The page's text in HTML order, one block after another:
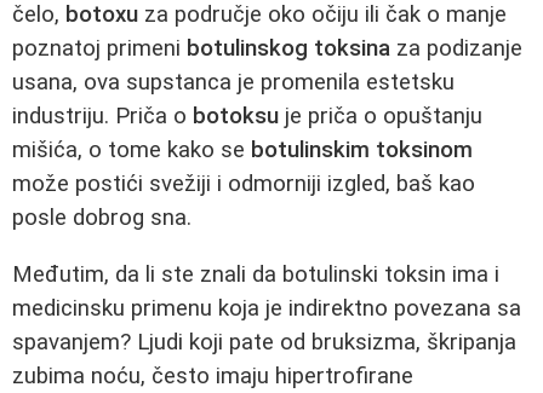
čelo, botoxu za područje oko očiju ili čak o manje
poznatoj primeni botulinskog toksina za podizanje
usana, ova supstanca je promenila estetsku
industriju. Priča o botoksu je priča o opuštanju
mišića, o tome kako se botulinskim toksinom
može postići svežiji i odmorniji izgled, baš kao
posle dobrog sna.
Međutim, da li ste znali da botulinski toksin ima i
medicinsku primenu koja je indirektno povezana sa
spavanjem? Ljudi koji pate od bruksizma, škripanja
zubima noću, često imaju hipertrofirane